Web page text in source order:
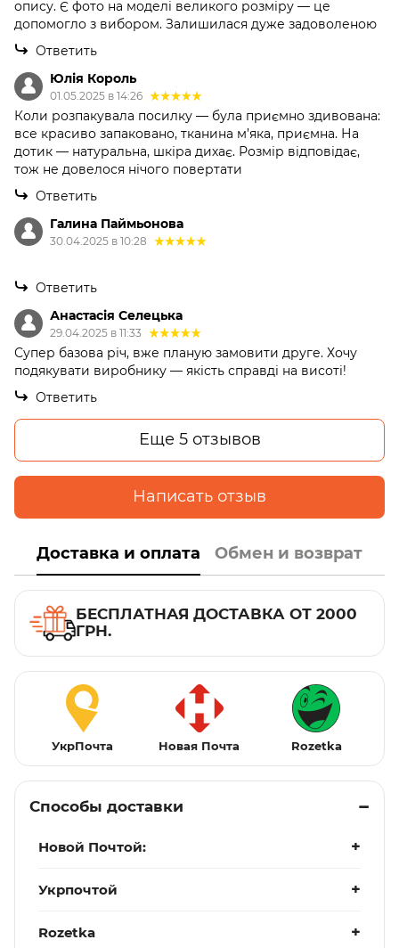
опису. Є фото на моделі великого розміру — це
допомогло з вибором. Залишилася дуже задоволеною
Ответить
Юлія Король
01.05.2025 в 14:26
Коли розпакувала посилку — була приємно здивована:
все красиво запаковано, тканина м’яка, приємна. На
дотик — натуральна, шкіра дихає. Розмір відповідає,
тож не довелося нічого повертати
Ответить
Галина Паймьонова
30.04.2025 в 10:28
Ответить
Анастасія Селецька
29.04.2025 в 11:33
Супер базова річ, вже планую замовити друге. Хочу
подякувати виробнику — якість справді на висоті!
Ответить
Еще 5 отзывов
Написать отзыв
Доставка и оплата Обмен и возврат
БЕСПЛАТНАЯ ДОСТАВКА ОТ 2000
ГРН.
УкрПочта Новая Почта Rozetka
Способы доставки
Новой Почтой:
Укрпочтой
Rozetka